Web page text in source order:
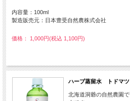
内容量：100ml
製造販売元：日本豊受自然農株式会社
価格： 1,000円(税込 1,100円)
ハーブ蒸留水 トドマツ
北海道洞爺の自然農園